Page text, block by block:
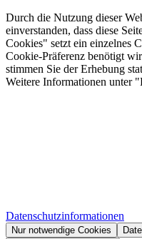
Durch die Nutzung dieser
einverstanden, dass diese
Cookies" setzt ein einzelnes
Cookie-Präferenz benötigt
stimmen Sie der Erhebung
Weitere Informationen unter
Datenschutzinformationen
Nur notwendige Cookies